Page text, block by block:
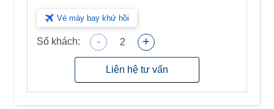
Vé máy bay khứ hồi
Số khách: - 2 +
Liên hệ tư vấn